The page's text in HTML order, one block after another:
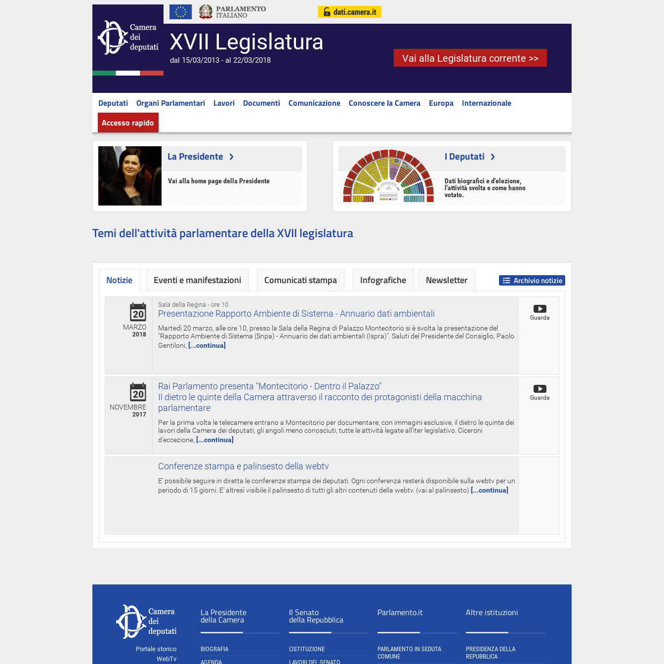
XVII Legislatura
dal 15/03/2013 - al 22/03/2018 Vai alla Legislatura corrente >>
Deputati Organi Parlamentari Lavori Documenti Comunicazione Conoscere la Camera Europa
Internazionale
Accesso rapido
La Presidente
Vai alla home page della Presidente
I Deputati
Dati biografici e d'elezione,
l'attività svolta e come hanno
votato.
Temi dell'attività parlamentare della XVII legislatura
Notizie
Sala della Regina - ore 10
20
MARZO
2018
Presentazione Rapporto Ambiente di Sistema - Annuario dati ambientali
Martedì 20 marzo, alle ore 10, presso la Sala della Regina di Palazzo Montecitorio si è svolta la presentazione del
"Rapporto Ambiente di Sistema (Snpa) - Annuario dei dati ambientali (Ispra)". Saluti del Presidente del Consiglio, Paolo
Gentiloni, [...continua]
Guarda
20
NOVEMBRE
2017
Rai Parlamento presenta "Montecitorio - Dentro il Palazzo"
Il dietro le quinte della Camera attraverso il racconto dei protagonisti della macchina
parlamentare
Per la prima volta le telecamere entrano a Montecitorio per documentare, con immagini esclusive, il dietro le quinte dei
lavori della Camera dei deputati, gli angoli meno conosciuti, tutte le attività legate all'iter legislativo. Ciceroni
d'eccezione, [...continua]
Guarda
Conferenze stampa e palinsesto della webtv
E' possibile seguire in diretta le conferenze stampa dei deputati. Ogni conferenza resterà disponibile sulla webtv per un
periodo di 15 giorni. E' altresì visibile il palinsesto di tutti gli altri contenuti della webtv. (vai al palinsesto) [...continua]
Archivio notizie
Eventi e manifestazioni Comunicati stampa Infografiche Newsletter
Portale storico
WebTv
La Presidente
della Camera
BIOGRAFIA
AGENDA
Il Senato
della Repubblica
L'ISTITUZIONE
LAVORI DEL SENATO
Parlamento.it
PARLAMENTO IN SEDUTA
COMUNE
Altre istituzioni
PRESIDENZA DELLA
REPUBBLICA